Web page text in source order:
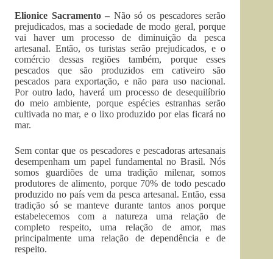
Elionice Sacramento – Não só os pescadores serão
prejudicados, mas a sociedade de modo geral, porque
vai haver um processo de diminuição da pesca
artesanal. Então, os turistas serão prejudicados, e o
comércio dessas regiões também, porque esses
pescados que são produzidos em cativeiro são
pescados para exportação, e não para uso nacional.
Por outro lado, haverá um processo de desequilíbrio
do meio ambiente, porque espécies estranhas serão
cultivada no mar, e o lixo produzido por elas ficará no
mar.
Sem contar que os pescadores e pescadoras artesanais
desempenham um papel fundamental no Brasil. Nós
somos guardiões de uma tradição milenar, somos
produtores de alimento, porque 70% de todo pescado
produzido no país vem da pesca artesanal. Então, essa
tradição só se manteve durante tantos anos porque
estabelecemos com a natureza uma relação de
completo respeito, uma relação de amor, mas
principalmente uma relação de dependência e de
respeito.